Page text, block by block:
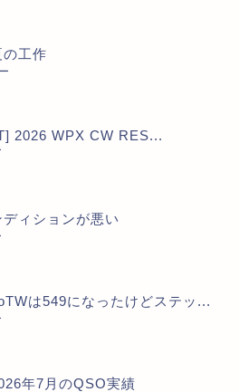
工作
2026 WPX CW RES...
ィションが悪い
は549になったけどステッ...
年7月のQSO実績